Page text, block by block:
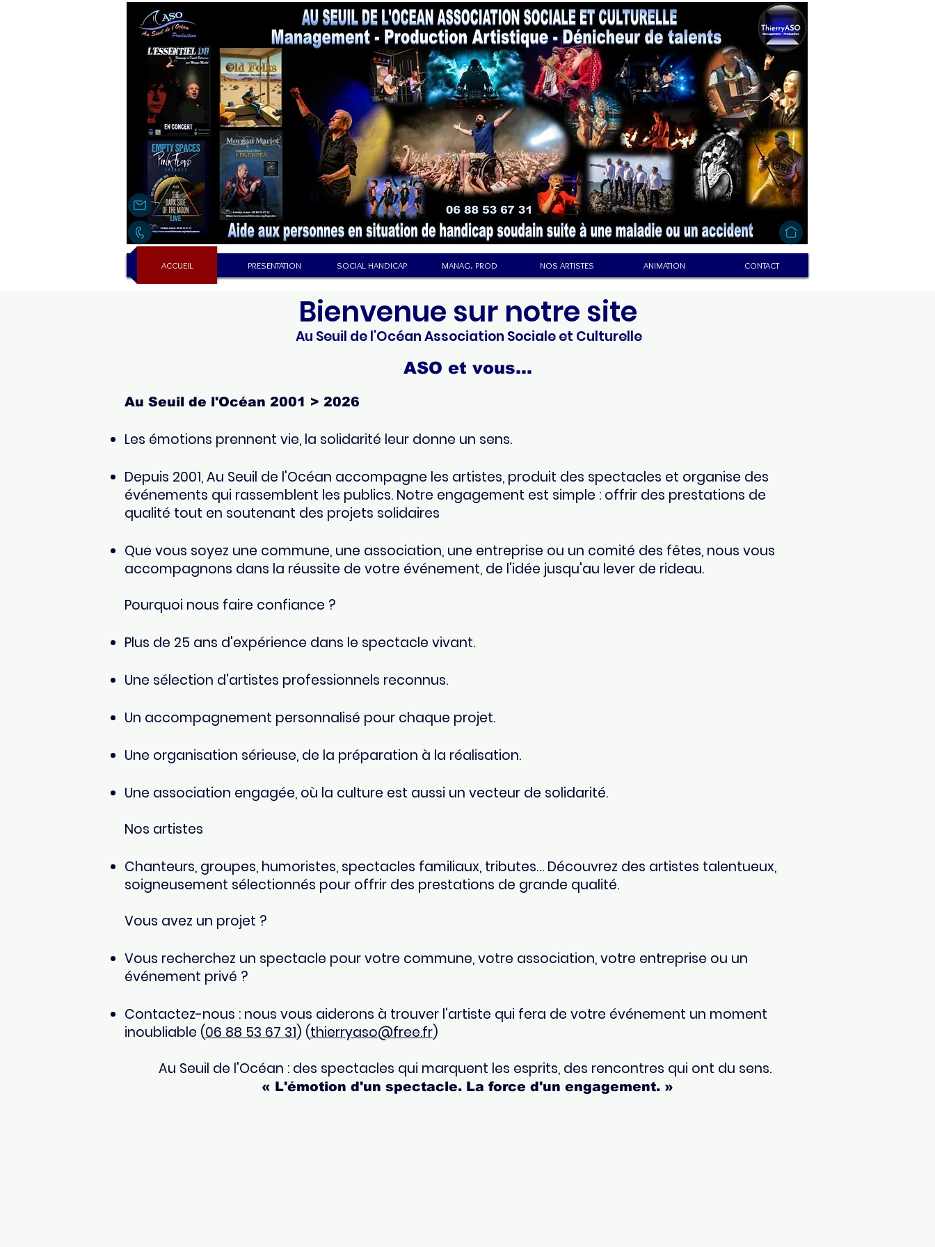
ACCUEIL PRESENTATION SOCIAL HANDICAP MANAG. PROD NOS ARTISTES ANIMATION CONTACT
Bienvenue sur notre site
Au Seuil de l'Océan Association Sociale et Culturelle
ASO et vous...
Au Seuil de l'Océan 2001 > 2026
Les émotions prennent vie, la solidarité leur donne un sens.
Depuis 2001, Au Seuil de l'Océan accompagne les artistes, produit des spectacles et organise des
événements qui rassemblent les publics. Notre engagement est simple : offrir des prestations de
qualité tout en soutenant des projets solidaires
Que vous soyez une commune, une association, une entreprise ou un comité des fêtes, nous vous
accompagnons dans la réussite de votre événement, de l'idée jusqu'au lever de rideau.
Pourquoi nous faire confiance ?
Plus de 25 ans d'expérience dans le spectacle vivant.
Une sélection d'artistes professionnels reconnus.
Un accompagnement personnalisé pour chaque projet.
Une organisation sérieuse, de la préparation à la réalisation.
Une association engagée, où la culture est aussi un vecteur de solidarité.
Nos artistes
Chanteurs, groupes, humoristes, spectacles familiaux, tributes… Découvrez des artistes talentueux,
soigneusement sélectionnés pour offrir des prestations de grande qualité.
Vous avez un projet ?
Vous recherchez un spectacle pour votre commune, votre association, votre entreprise ou un
événement privé ?
Contactez-nous : nous vous aiderons à trouver l'artiste qui fera de votre événement un moment
inoubliable (06 88 53 67 31) (thierryaso@free.fr)
Au Seuil de l'Océan : des spectacles qui marquent les esprits, des rencontres qui ont du sens.
« L'émotion d'un spectacle. La force d'un engagement. »